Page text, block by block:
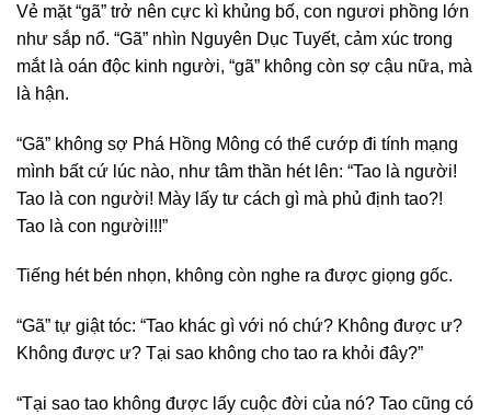
Vẻ mặt “gã” trở nên cực kì khủng bố, con ngươi phồng lớn
như sắp nổ. “Gã” nhìn Nguyên Dục Tuyết, cảm xúc trong
mắt là oán độc kinh người, “gã” không còn sợ cậu nữa, mà
là hận.
“Gã” không sợ Phá Hồng Mông có thể cướp đi tính mạng
mình bất cứ lúc nào, như tâm thần hét lên: “Tao là người!
Tao là con người! Mày lấy tư cách gì mà phủ định tao?!
Tao là con người!!!”
Tiếng hét bén nhọn, không còn nghe ra được giọng gốc.
“Gã” tự giật tóc: “Tao khác gì với nó chứ? Không được ư?
Không được ư? Tại sao không cho tao ra khỏi đây?”
“Tại sao tao không được lấy cuộc đời của nó? Tao cũng có